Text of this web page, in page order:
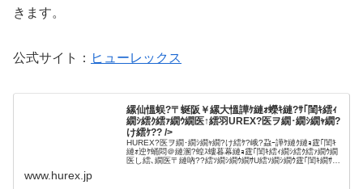
きます。
公式サイト： ヒューレックス
縲仙慍蜈?〒蜒阪￥縲大慍譁ｹ縺ｫ蠑ｷ縺?ｻ｢閨ｷ繧ｨ
繝ｼ繧ｸ繧ｧ繝ｳ繝医↑繧羽UREX?医ヲ繝･繝ｼ繝ｬ繝?
け繧ｹ?? />
HUREX?医ヲ繝･繝ｼ繝ｬ繝?け繧ｹ?峨?蝨ｰ譁ｹ縺ｸ縺ｮ霆｢閨ｷ
縺ｫ迚ｹ蛹悶＠縺溷?蝗ｽ螻暮幕縺ｮ霆｢閨ｷ繧ｨ繝ｼ繧ｸ繧ｧ繝ｳ繝
医し繧､繝医〒縺吶??繧ｿ繝ｼ繝ｳ繝ｻU繧ｿ繝ｼ繝ｳ霆｢閨ｷ繝ｻ豎
www.hurex.jp